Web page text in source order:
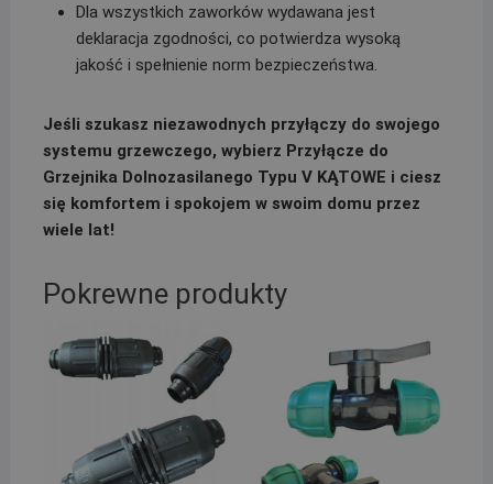
Dla wszystkich zaworków wydawana jest
deklaracja zgodności, co potwierdza wysoką
jakość i spełnienie norm bezpieczeństwa.
Jeśli szukasz niezawodnych przyłączy do swojego
systemu grzewczego, wybierz Przyłącze do
Grzejnika Dolnozasilanego Typu V KĄTOWE i ciesz
się komfortem i spokojem w swoim domu przez
wiele lat!
Pokrewne produkty